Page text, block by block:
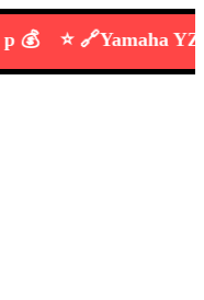
⭐️ 🔗Yamaha YZF-